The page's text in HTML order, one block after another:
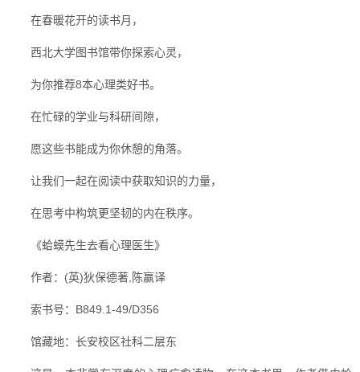
在春暖花开的读书月，
西北大学图书馆带你探索心灵，
为你推荐8本心理类好书。
在忙碌的学业与科研间隙，
愿这些书能成为你休憩的角落。
让我们一起在阅读中获取知识的力量，
在思考中构筑更坚韧的内在秩序。
《蛤蟆先生去看心理医生》
作者：(英)狄保德著,陈赢译
索书号：B849.1-49/D356
馆藏地：长安校区社科二层东